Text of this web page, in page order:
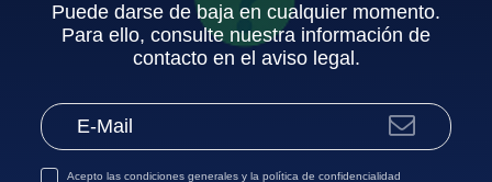
Puede darse de baja en cualquier momento.
Para ello, consulte nuestra información de
contacto en el aviso legal.
Acepto lascondiciones generales y lapolítica de confidencialidad